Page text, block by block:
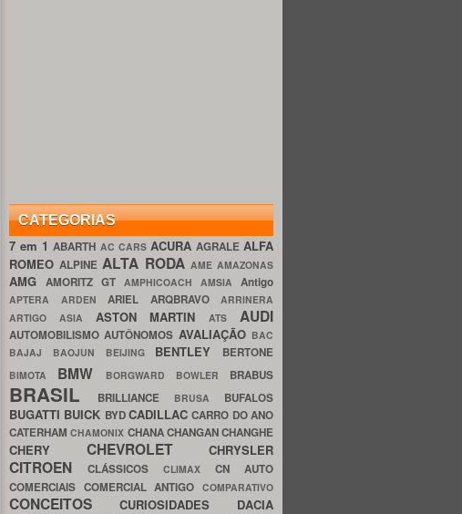
CATEGORIAS
7 em 1ABARTH AC CARS ACURA AGRALE ALFA
ROMEOALPINEALTA RODA AME AMAZONAS
AMG AMORITZ GT AMPHICOACH AMSIA Antigo
APTERA ARDEN ARIEL ARQBRAVO ARRINERA
ARTIGO ASIA ASTON MARTINATS AUDI
AUTOMOBILISMOAUTÔNOMOS AVALIAÇÃO BAC
BAJAJ BAOJUN BEIJING BENTLEY BERTONE
BIMOTA BMW BORGWARD BOWLER BRABUS
BRASIL BRILLIANCE BRUSA BUFALOS
BUGATTI BUICK BYDCADILLACCARRO DO ANO
CATERHAMCHAMONIX CHANACHANGANCHANGHE
CHERY CHEVROLET CHRYSLER
CITROEN CLÁSSICOS CLIMAX CN AUTO
COMERCIAIS COMERCIAL ANTIGOCOMPARATIVO
CONCEITOS CURIOSIDADES DACIA